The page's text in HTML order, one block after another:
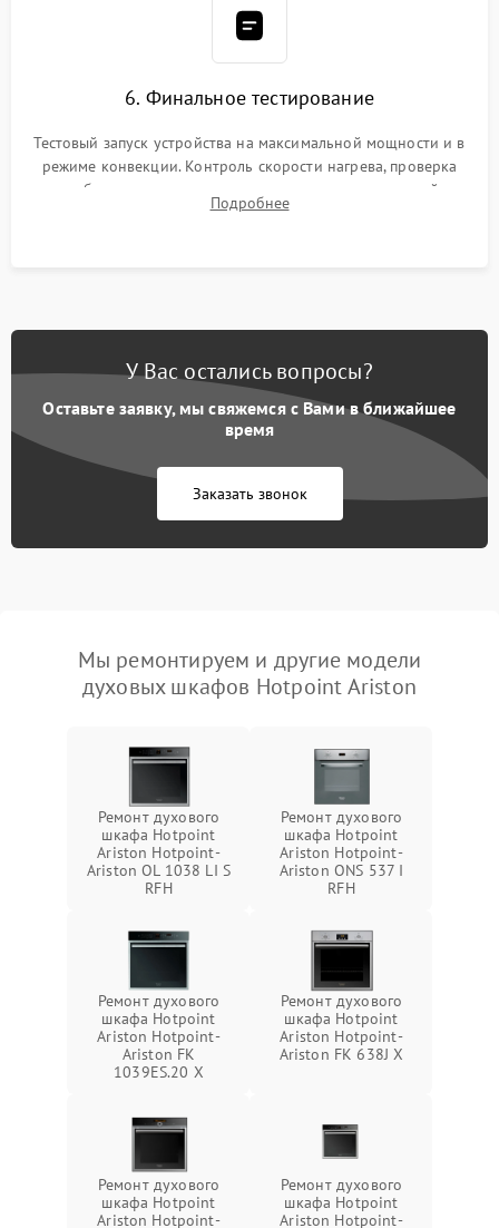
6. Финальное тестирование
Тестовый запуск устройства на максимальной мощности и в
режиме конвекции. Контроль скорости нагрева, проверка
срабатывания термостата при достижении заданной
температуры и тест на отсутствие утечек тока.
Подробнее
У Вас остались вопросы?
Оставьте заявку, мы свяжемся с Вами в ближайшее
время
Заказать звонок
Мы ремонтируем и другие модели
духовых шкафов Hotpoint Ariston
Ремонт духового
шкафа Hotpoint
Ariston Hotpoint-
Ariston OL 1038 LI S
RFH
Ремонт духового
шкафа Hotpoint
Ariston Hotpoint-
Ariston ONS 537 I
RFH
Ремонт духового
шкафа Hotpoint
Ariston Hotpoint-
Ariston FK
1039ES.20 X
Ремонт духового
шкафа Hotpoint
Ariston Hotpoint-
Ariston FK 638J X
Ремонт духового
шкафа Hotpoint
Ariston Hotpoint-
Ремонт духового
шкафа Hotpoint
Ariston Hotpoint-